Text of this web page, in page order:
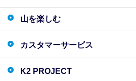
山を楽しむ
カスタマーサービス
K2 PROJECT